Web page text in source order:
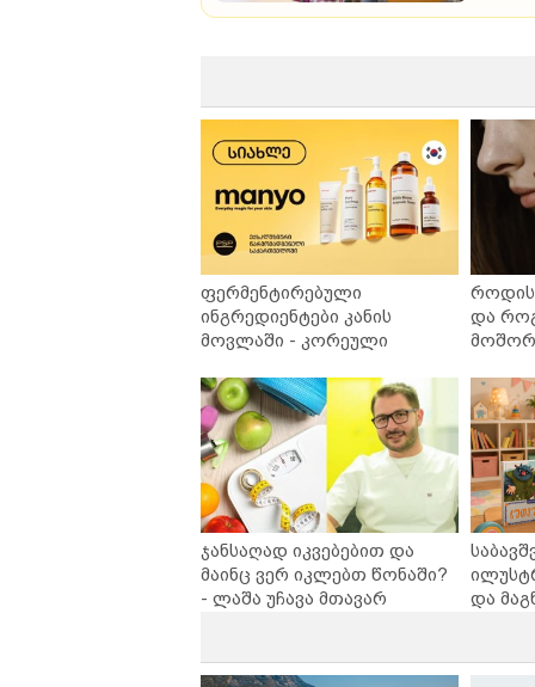
ფერმენტირებული
ინგრედიენტები კანის
მოვლაში - კორეული
საქართველოშია
როდის
და
ჯანსაღად იკვებებით და
მაინც ვერ იკლებთ წონაში?
- ლაშა უჩავა მთავარ
და
სერია